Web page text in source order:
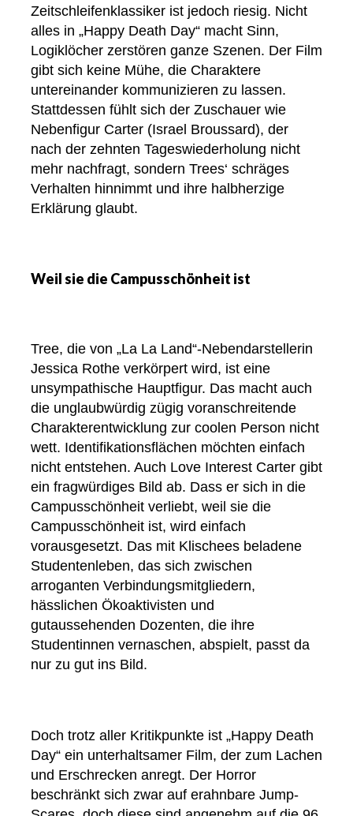
Zeitschleifenklassiker ist jedoch riesig. Nicht
alles in „Happy Death Day“ macht Sinn,
Logiklöcher zerstören ganze Szenen. Der Film
gibt sich keine Mühe, die Charaktere
untereinander kommunizieren zu lassen.
Stattdessen fühlt sich der Zuschauer wie
Nebenfigur Carter (Israel Broussard), der
nach der zehnten Tageswiederholung nicht
mehr nachfragt, sondern Trees‘ schräges
Verhalten hinnimmt und ihre halbherzige
Erklärung glaubt.
Weil sie die Campusschönheit ist
Tree, die von „La La Land“-Nebendarstellerin
Jessica Rothe verkörpert wird, ist eine
unsympathische Hauptfigur. Das macht auch
die unglaubwürdig zügig voranschreitende
Charakterentwicklung zur coolen Person nicht
wett. Identifikationsflächen möchten einfach
nicht entstehen. Auch Love Interest Carter gibt
ein fragwürdiges Bild ab. Dass er sich in die
Campusschönheit verliebt, weil sie die
Campusschönheit ist, wird einfach
vorausgesetzt. Das mit Klischees beladene
Studentenleben, das sich zwischen
arroganten Verbindungsmitgliedern,
hässlichen Ökoaktivisten und
gutaussehenden Dozenten, die ihre
Studentinnen vernaschen, abspielt, passt da
nur zu gut ins Bild.
Doch trotz aller Kritikpunkte ist „Happy Death
Day“ ein unterhaltsamer Film, der zum Lachen
und Erschrecken anregt. Der Horror
beschränkt sich zwar auf erahnbare Jump-